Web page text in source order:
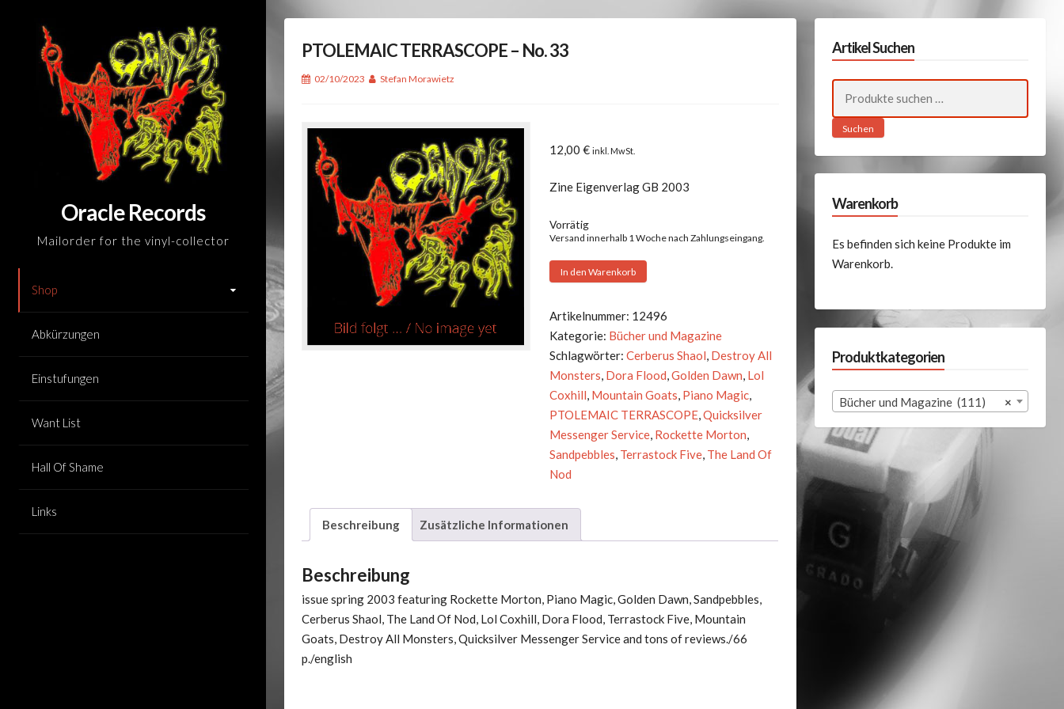
content
Oracle Records
Mailorder for the vinyl-collector
Shop
Abkürzungen
Einstufungen
Want List
Hall Of Shame
Links
PTOLEMAIC TERRASCOPE – No. 33
02/10/2023 Stefan Morawietz
12,00€ inkl. MwSt.
Zine Eigenverlag GB 2003
Vorrätig
Versand innerhalb 1 Woche nach Zahlungseingang.
PTOLEMAIC
-
No.
33
Menge
In den Warenkorb
Artikelnummer: 12496
Kategorie: Bücher und Magazine
Schlagwörter:Cerberus Shaol, Destroy All
Monsters, Dora Flood,Golden Dawn, Lol
Coxhill, Mountain Goats, Piano Magic,
PTOLEMAIC TERRASCOPE,Quicksilver
Messenger Service, Rockette Morton,
Sandpebbles, Terrastock Five, The Land Of
Nod
Beschreibung Zusätzliche Informationen
Beschreibung
issue spring 2003 featuring Rockette Morton, Piano Magic, Golden Dawn, Sandpebbles,
Cerberus Shaol, The Land Of Nod, Lol Coxhill, Dora Flood, Terrastock Five, Mountain
Goats, Destroy All Monsters, Quicksilver Messenger Service and tons of reviews./66
p./english
Artikel Suchen
nach:
Suchen
Warenkorb
Es befinden sich keine Produkte im
Warenkorb.
Produktkategorien
×
Bücher und Magazine (111)